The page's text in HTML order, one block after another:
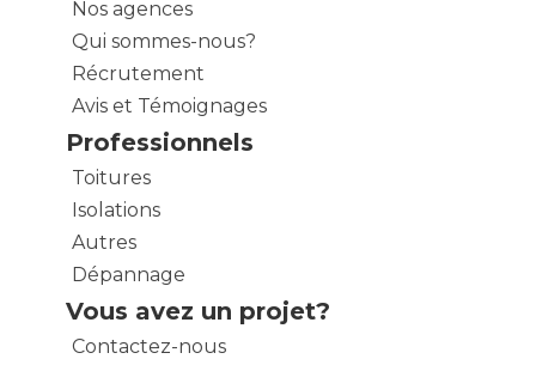
Nos agences
Qui sommes-nous?
Récrutement
Avis et Témoignages
Professionnels
Toitures
Isolations
Autres
Dépannage
Vous avez un projet?
Contactez-nous